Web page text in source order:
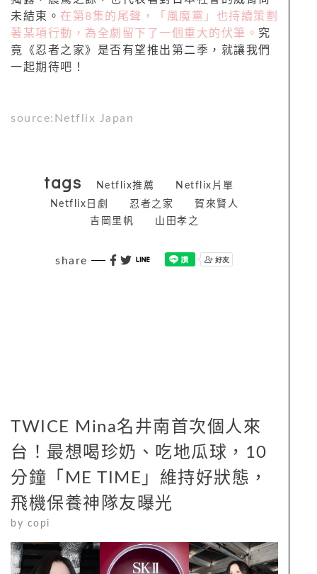
未結束。 在第8集的尾聲，「風魔黨」也持續策劃
著某項行動，為全劇留下了一個重大的伏筆。 究
竟《忍者之家》是否有望推出第二季，就讓我們
一起期待吧！
source:Netflix Japan
tags Netflix推薦
Netflix片單
Netflix日劇
忍者之家
賀來賢人
吉岡里帆
山田孝之
share
TWICE Mina名井南首次個人來
台！最想喝珍奶、吃地瓜球，10
分鐘「ME TIME」維持好狀態，
飛機保養神隊友曝光
by copi